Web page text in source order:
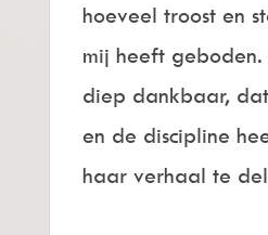
hoeveel troost en
mij heeft geboden.
diep dankbaar,
en de discipline
haar verhaal te